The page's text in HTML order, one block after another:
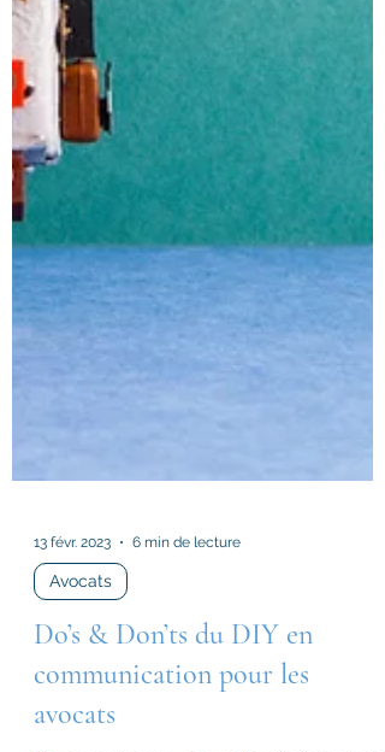
13 févr. 2023
Avocats
Do’s & Don’ts du DIY en
communication pour les